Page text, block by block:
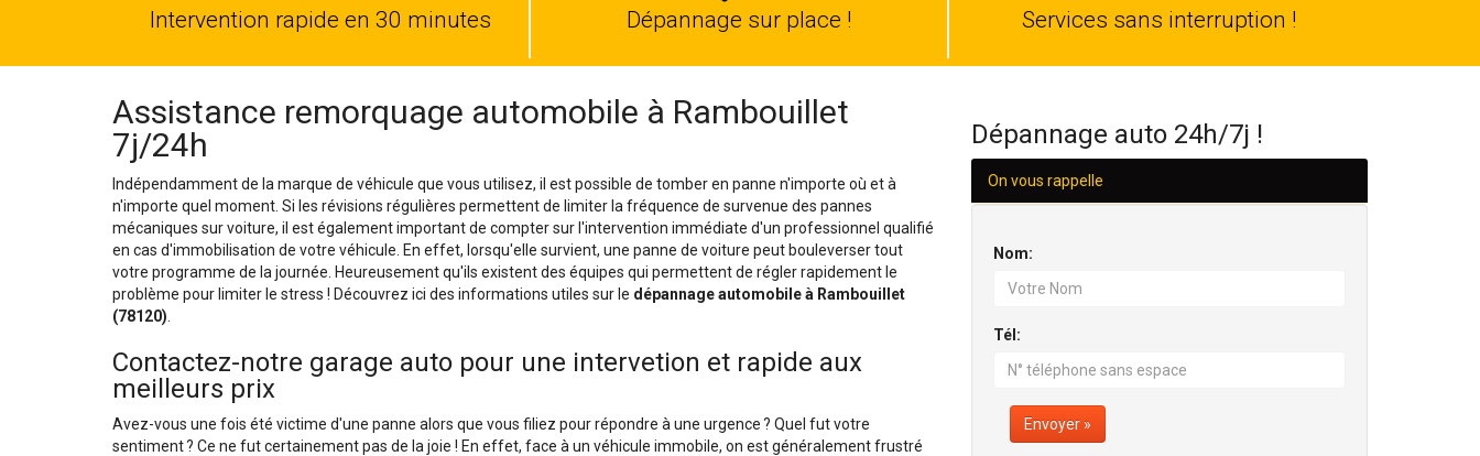
Intervention rapide en 30 minutes
auto
Dépannage sur place !
24
H/24
Services sans interruption !
Assistance remorquage automobile à Rambouillet
7j/24h
Indépendamment de la marque de véhicule que vous utilisez, il est possible de tomber en panne n'importe où et à
n'importe quel moment. Si les révisions régulières permettent de limiter la fréquence de survenue des pannes
mécaniques sur voiture, il est également important de compter sur l'intervention immédiate d'un professionnel qualifié
en cas d'immobilisation de votre véhicule. En effet, lorsqu'elle survient, une panne de voiture peut bouleverser tout
votre programme de la journée. Heureusement qu'ils existent des équipes qui permettent de régler rapidement le
problème pour limiter le stress ! Découvrez ici des informations utiles sur le dépannage automobile à Rambouillet
(78120)
Contactez-notre garage auto pour une intervetion et rapide aux
meilleurs prix
Avez-vous une fois été victime d'une panne alors que vous filiez pour répondre à une urgence ? Quel fut votre
sentiment ? Ce ne fut certainement pas de la joie ! En effet, face à un véhicule immobile, on est généralement frustré
Dépannage auto 24h/7j !
On vous rappelle
Nom:
Tél:
Envoyer »